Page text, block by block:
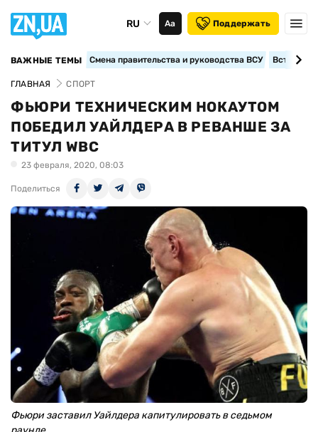
RU Аа Поддержать
ВАЖНЫЕ ТЕМЫ Смена правительства и руководства ВСУ
ГЛАВНАЯ СПОРТ
ФЬЮРИ ТЕХНИЧЕСКИМ НОКАУТОМ
ПОБЕДИЛ УАЙЛДЕРА В РЕВАНШЕ ЗА
ТИТУЛ WBC
23 февраля, 2020, 08:03
Поделиться
Фьюри заставил Уайлдера капитулировать в седьмом